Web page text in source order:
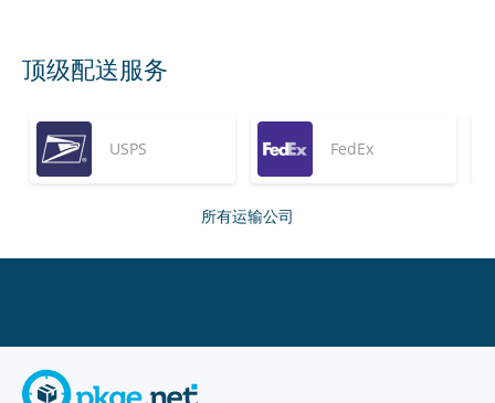
顶级配送服务
USPS FedEx
所有运输公司